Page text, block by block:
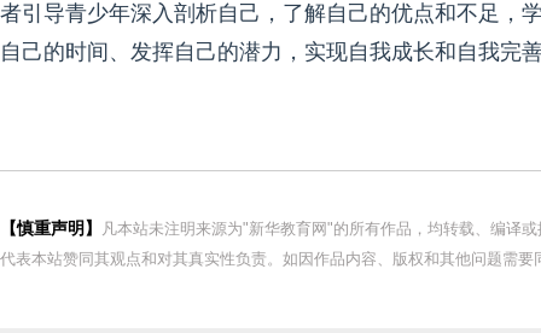
者引导青少年深入剖析自己，了解自己的优点和不足，
自己的时间、发挥自己的潜力，实现自我成长和自我完
【慎重声明】
凡本站未注明来源为"新华教育网"的所有作品，均转载、编译
代表本站赞同其观点和对其真实性负责。如因作品内容、版权和其他问题需